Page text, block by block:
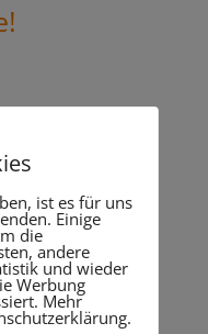
ist es für uns
Einige
die
andere
und wieder
Werbung
Mehr